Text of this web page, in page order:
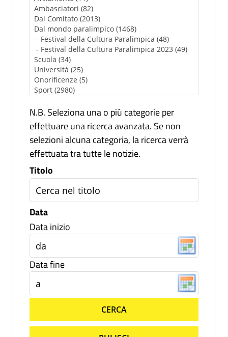
N.B. Seleziona una o più categorie per
effettuare una ricerca avanzata. Se non
selezioni alcuna categoria, la ricerca verrà
effettuata tra tutte le notizie.
Titolo
Data
Data inizio
Data fine
CERCA